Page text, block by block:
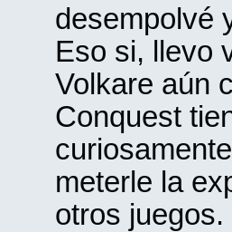
desempolvé
Eso si, llevo
Volkare aún
Conquest
meterle la
otros juegos.